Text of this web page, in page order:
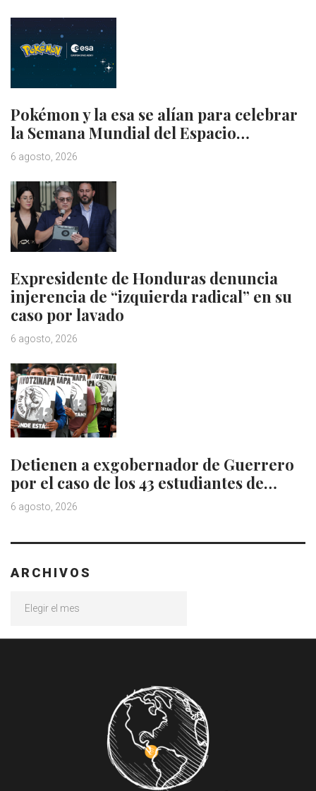
Pokémon y la esa se alían para celebrar
la Semana Mundial del Espacio…
6 agosto, 2026
Expresidente de Honduras denuncia
injerencia de “izquierda radical” en su
caso por lavado
6 agosto, 2026
Detienen a exgobernador de Guerrero
por el caso de los 43 estudiantes de…
6 agosto, 2026
ARCHIVOS